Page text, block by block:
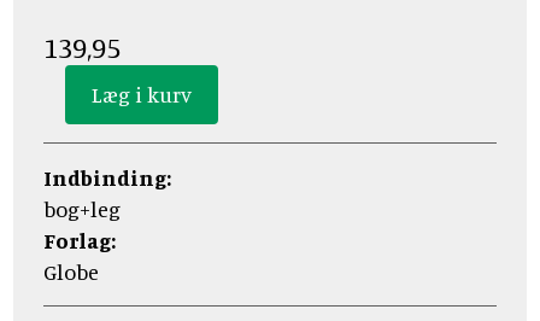
139,95
Indbinding:
bog+leg
Forlag:
Globe